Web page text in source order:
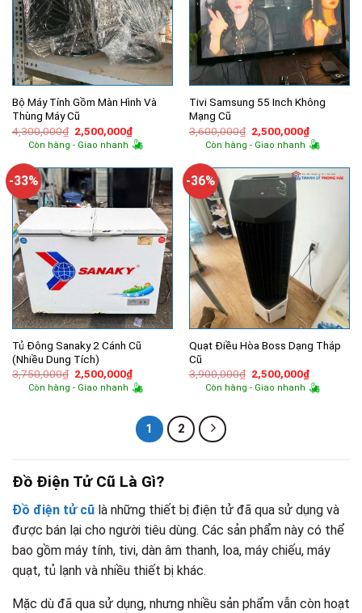
Bộ Máy Tính Gồm Màn Hình Và
Thùng Máy Cũ
4,300,000₫ Giá
gốc
là:
2,500,000₫Giá
hiện
tại
2,500,000₫.
Còn hàng - Giao nhanh
Tivi Samsung 55 Inch Không
Mạng Cũ
3,600,000₫ Giá
gốc
là:
2,500,000₫Giá
hiện
tại
Còn hàng - Giao nhanh
-33%
Tủ Đông Sanaky 2 Cánh Cũ
(Nhiều Dung Tích)
3,750,000₫ Giá
gốc
là:
2,500,000₫Giá
hiện
tại
2,500,000₫.
Còn hàng - Giao nhanh
-36%
Quạt Điều Hòa Boss Dạng Tháp
Cũ
3,900,000₫ Giá
gốc
là:
2,500,000₫Giá
hiện
tại
Còn hàng - Giao nhanh
1 2
Đồ Điện Tử Cũ Là Gì?
Đồ điện tử cũ là những thiết bị điện tử đã qua sử dụng và
được bán lại cho người tiêu dùng. Các sản phẩm này có thể
bao gồm máy tính, tivi, dàn âm thanh, loa, máy chiếu, máy
quạt, tủ lạnh và nhiều thiết bị khác.
Mặc dù đã qua sử dụng, nhưng nhiều sản phẩm vẫn còn hoạt